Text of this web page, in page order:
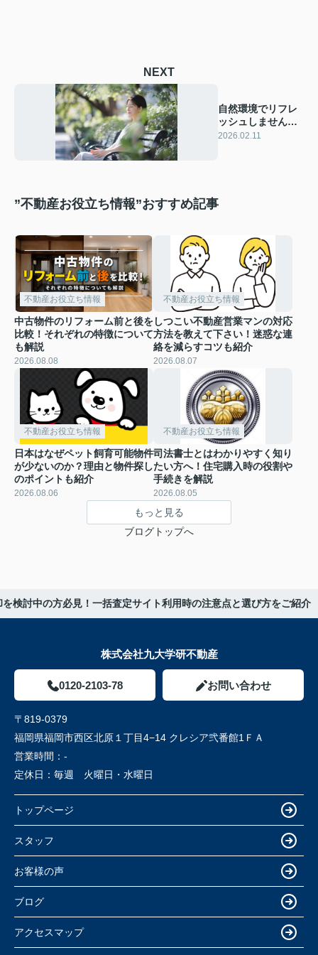
NEXT
自然環境でリフレ
ッシュしません
か？ストレス解消
2026.02.11
”不動産お役立ち情報”おすすめ記事
不動産お役立ち情報
中古物件のリフォーム前と後を
比較！それぞれの特徴について
も解説
2026.08.08
不動産お役立ち情報
しつこい不動産営業マンの対応
方法を教えて下さい！迷惑な連
絡を減らすコツも紹介
2026.08.07
不動産お役立ち情報
日本はなぜペット飼育可能物件
が少ないのか？理由と物件探し
のポイントも紹介
2026.08.06
不動産お役立ち情報
司法書士とはわかりやすく知り
たい方へ！住宅購入時の役割や
手続きを解説
2026.08.05
もっと見る
ブログトップへ
検討中の方必見！一括査定サイト利用時の注意点と選び方をご紹介
株式会社九大学研不動産
0120-2103-78 お問い合わせ
〒819-0379
福岡県福岡市西区北原１丁目4−14 クレシア弐番館1ＦＡ
営業時間： -
定休日： 毎週 火曜日・水曜日
トップページ
スタッフ
お客様の声
ブログ
アクセスマップ